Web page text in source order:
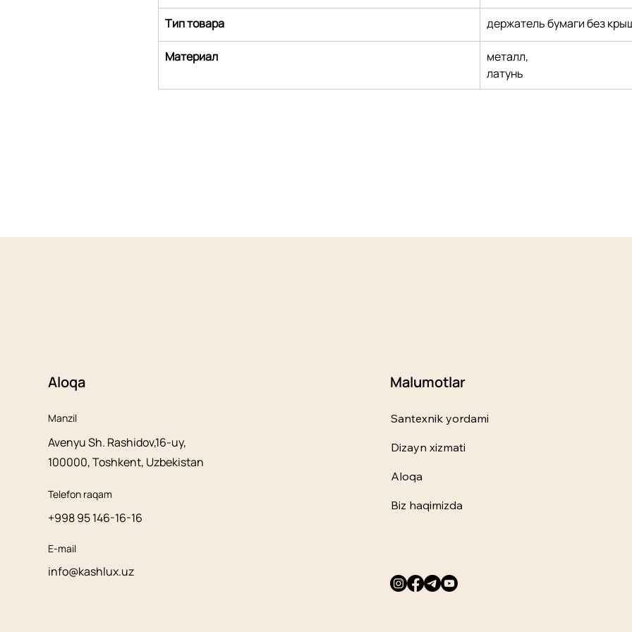
Тип товара держатель бумаги без
Материал
металл,
латунь
Aloqa
Manzil
Avenyu Sh. Rashidov,16-uy,
100000, Toshkent, Uzbekistan
Telefon raqam
+998 95 146-16-16
E-mail
info@kashlux.uz
Malumotlar
Santexnik yordami
Dizayn xizmati
Aloqa
Biz haqimizda